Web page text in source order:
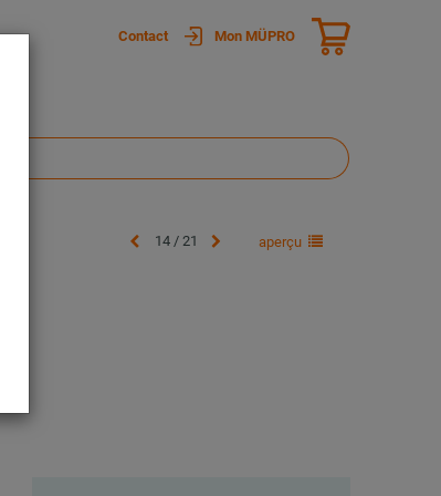
Contact Mon MÜPRO
14 / 21 aperçu